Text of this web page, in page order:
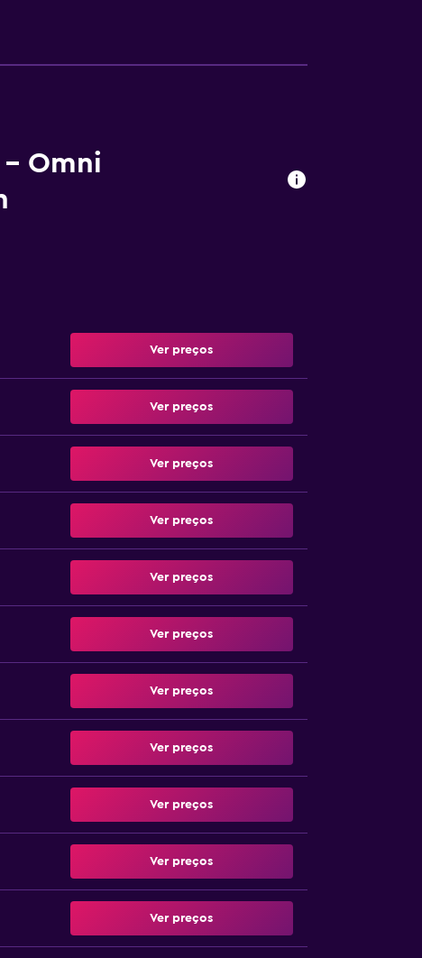
- Omni
Ver preços
Ver preços
Ver preços
Ver preços
Ver preços
Ver preços
Ver preços
Ver preços
Ver preços
Ver preços
Ver preços